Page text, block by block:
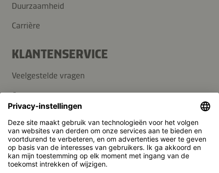
Duurzaamheid
Carrière
KLANTENSERVICE
Veelgestelde vragen
Contact
Pers
Kikkoman is een geregistreerd handelsmerk van Kikkoman